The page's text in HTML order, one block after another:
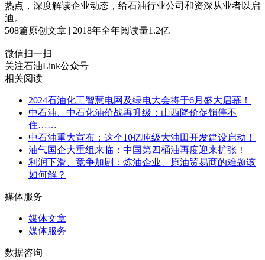
热点，深度解读企业动态，给石油行业公司和资深从业者以启
迪。
508篇原创文章 | 2018年全年阅读量1.2亿
微信扫一扫
关注石油Link公众号
相关阅读
2024石油化工智慧电网及绿电大会将于6月盛大启幕！
中石油、中石化油价战再升级：山西降价促销停不
住……
中石油重大宣布：这个10亿吨级大油田开发建设启动！
油气国企大重组来临：中国第四桶油再度迎来扩张！
利润下滑、竞争加剧：炼油企业、原油贸易商的难题该
如何解？
媒体服务
媒体文章
媒体服务
数据咨询